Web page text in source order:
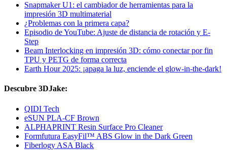
Snapmaker U1: el cambiador de herramientas para la
impresión 3D multimaterial
¿Problemas con la primera capa?
Episodio de YouTube: Ajuste de distancia de rotación y E-
Step
Beam Interlocking en impresión 3D: cómo conectar por fin
TPU y PETG de forma correcta
Earth Hour 2025: ¡apaga la luz, enciende el glow-in-the-dark!
Descubre 3DJake:
QIDI Tech
eSUN PLA-CF Brown
ALPHAPRINT Resin Surface Pro Cleaner
Formfutura EasyFil™ ABS Glow in the Dark Green
Fiberlogy ASA Black